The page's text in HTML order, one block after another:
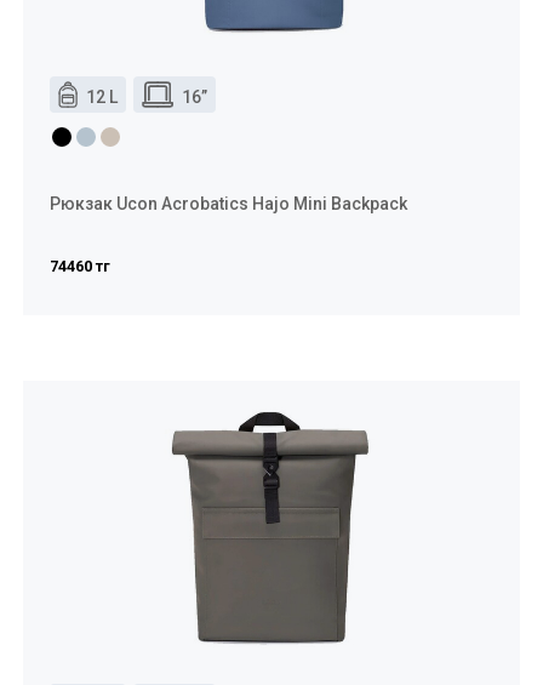
12 L 16”
Рюкзак Ucon Acrobatics Hajo Mini Backpack
74460 тг